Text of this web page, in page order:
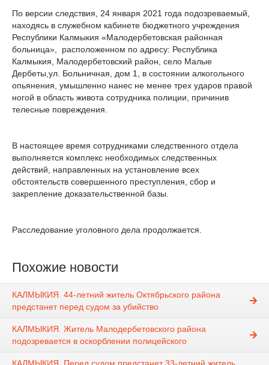
По версии следствия, 24 января 2021 года подозреваемый,
находясь в служебном кабинете бюджетного учреждения
Республики Калмыкия «Малодербетовская районная
больница», расположенном по адресу: Республика
Калмыкия, Малодербетовский район, село Малые
Дербеты,ул. Больничная, дом 1, в состоянии алкогольного
опьянения, умышленно нанес не менее трех ударов правой
ногой в область живота сотрудника полиции, причинив
телесные повреждения.
В настоящее время сотрудниками следственного отдела
выполняется комплекс необходимых следственных
действий, направленных на установление всех
обстоятельств совершенного преступления, сбор и
закрепление доказательственной базы.
Расследование уголовного дела продолжается.
Похожие новости
КАЛМЫКИЯ. 44-летний житель Октябрьского района
предстанет перед судом за убийство
КАЛМЫКИЯ. Житель Малодербетовского района
подозревается в оскорблении полицейского